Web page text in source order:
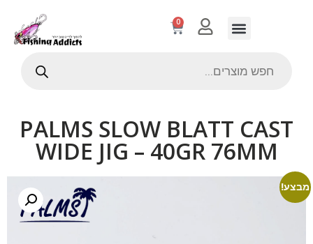
0
PALMS SLOW BLATT CAST
WIDE JIG – 40GR 76MM
מבצע!